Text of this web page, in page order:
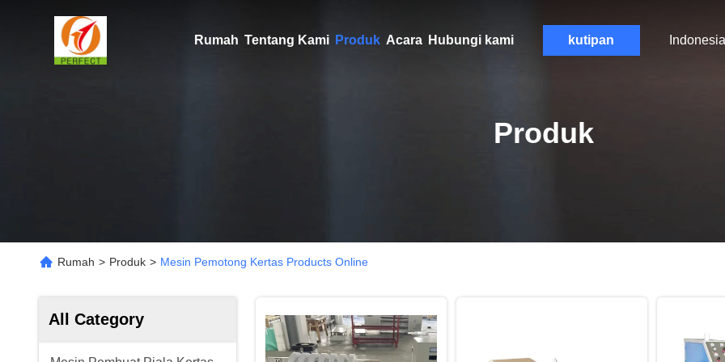
Rumah Tentang Kami Produk Acara Hubungi kami kutipan
Produk
Rumah > Produk > Mesin Pemotong Kertas Products Online
All Category